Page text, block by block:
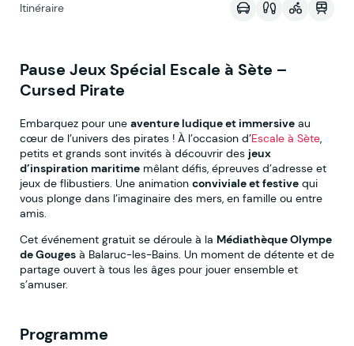
Itinéraire
Pause Jeux Spécial Escale à Sète –
Cursed Pirate
Embarquez pour une aventure ludique et immersive au
cœur de l’univers des pirates ! À l’occasion d’Escale à Sète,
petits et grands sont invités à découvrir des jeux
d’inspiration maritime mêlant défis, épreuves d’adresse et
jeux de flibustiers. Une animation conviviale et festive qui
vous plonge dans l’imaginaire des mers, en famille ou entre
amis.
Cet événement gratuit se déroule à la Médiathèque Olympe
de Gouges à Balaruc-les-Bains. Un moment de détente et de
partage ouvert à tous les âges pour jouer ensemble et
s’amuser.
Programme